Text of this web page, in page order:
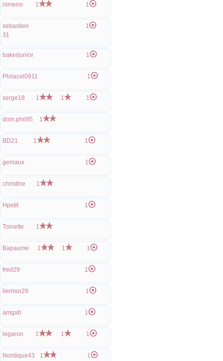
nimeno 1 1
sebastien
31
1
bakerjunior 1
Philacel0911 1
serge18 1 1 1
dom.phil95 1
BD21 1 1
gemaux 1
christine 1
Hpetit 1
Toinette 1
Bapaume 1 1 1
fred29 1
liermor29 1
amgab 1
legaron 1 1 1
Nordique43 1 1